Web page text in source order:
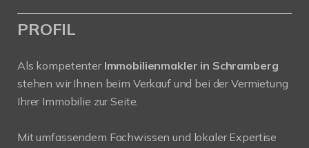
PROFIL
Als kompetenter Immobilienmakler in Schramberg
stehen wir Ihnen beim Verkauf und bei der Vermietung
Ihrer Immobilie zur Seite.
Mit umfassendem Fachwissen und lokaler Expertise